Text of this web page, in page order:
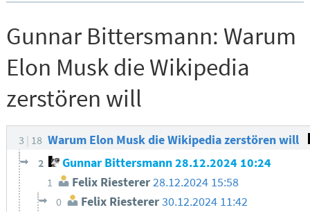
Gunnar Bittersmann: Warum
Elon Musk die Wikipedia
zerstören will
3 18 Warum Elon Musk die Wikipedia zerstören will
2 Gunnar Bittersmann28.12.2024 10:24
1 Felix Riesterer 28.12.2024 15:58
0 Felix Riesterer30.12.2024 11:42